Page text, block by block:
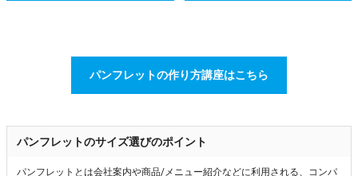
パンフレットの作り方講座はこちら
パンフレットのサイズ選びのポイント
パンフレットとは会社案内や商品/メニュー紹介などに利用される、コンパ